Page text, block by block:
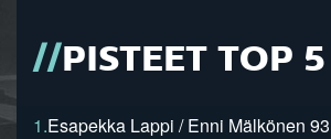
PISTEET TOP 5
1.Esapekka Lappi / Enni Mälkönen